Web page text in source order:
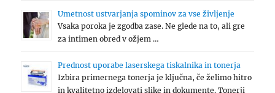
Umetnost ustvarjanja spominov za vse življenje
Vsaka poroka je zgodba zase. Ne glede na to, ali gre
za intimen obred v ožjem …
Prednost uporabe laserskega tiskalnika in tonerja
Izbira primernega tonerja je ključna, če želimo hitro
in kvalitetno izdelovati slike in dokumente. Tonerji